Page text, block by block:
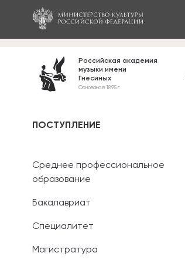
Российская академия
музыки имени
Гнесиных
Основана в 1895 г.
ПОСТУПЛЕНИЕ
Среднее профессиональное
образование
Бакалавриат
Специалитет
Магистратура